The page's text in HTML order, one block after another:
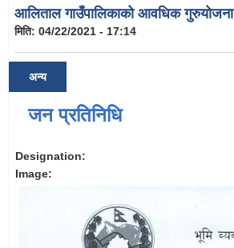
आलिताल गाउँपालिकाको आवधिक गुरुयोजना
मिति: 04/22/2021 - 17:14
अन्य
जन प्रतिनिधि
Designation:
Image: